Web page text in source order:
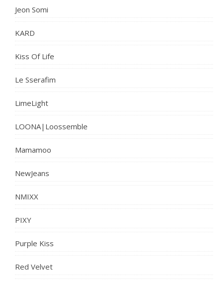
Jeon Somi
KARD
Kiss Of Life
Le Sserafim
LimeLight
LOONA|Loossemble
Mamamoo
NewJeans
NMIXX
PIXY
Purple Kiss
Red Velvet